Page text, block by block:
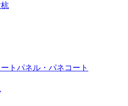
トパネル・パネコート